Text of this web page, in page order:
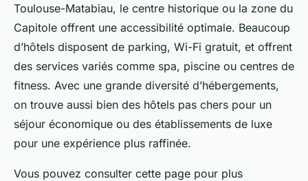
Toulouse-Matabiau, le centre historique ou la zone du
Capitole offrent une accessibilité optimale. Beaucoup
d’hôtels disposent de parking, Wi-Fi gratuit, et offrent
des services variés comme spa, piscine ou centres de
fitness. Avec une grande diversité d’hébergements,
on trouve aussi bien des hôtels pas chers pour un
séjour économique ou des établissements de luxe
pour une expérience plus raffinée.
Vous pouvez consulter cette page pour plus